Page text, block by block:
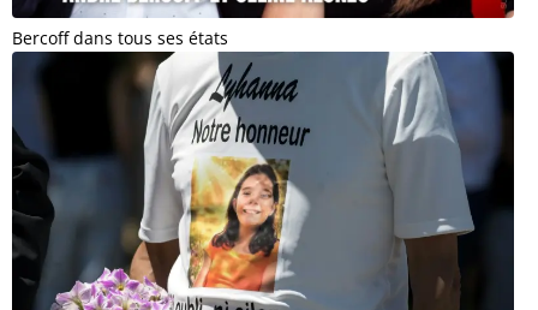
Bercoff dans tous ses états